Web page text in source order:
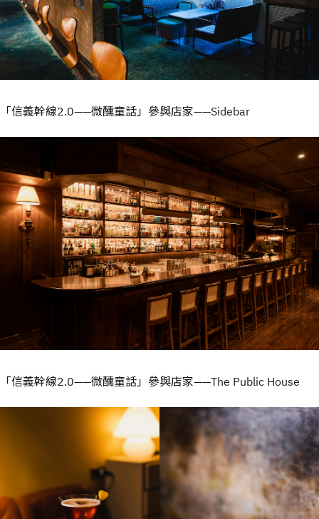
「信義幹線2.0——微醺童話」參與店家——Sidebar
「信義幹線2.0——微醺童話」參與店家——The Public House